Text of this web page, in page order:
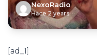
NexoRadio
Hace 2 years
[ad_1]